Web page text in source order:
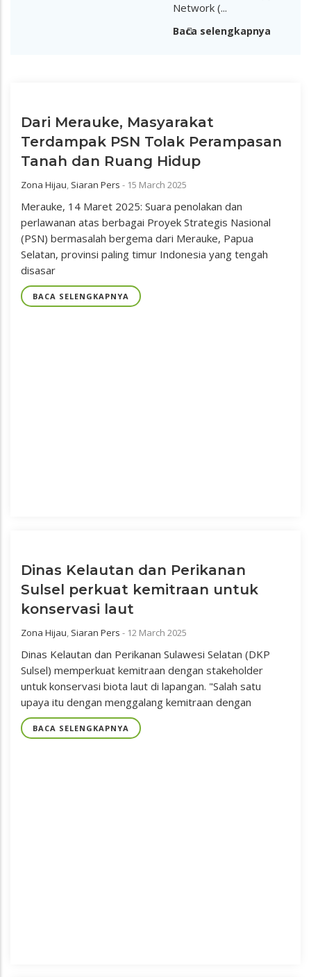
Network (...
Baca selengkapnya
Dari Merauke, Masyarakat
Terdampak PSN Tolak Perampasan
Tanah dan Ruang Hidup
Zona Hijau, Siaran Pers - 15 March 2025
Merauke, 14 Maret 2025: Suara penolakan dan
perlawanan atas berbagai Proyek Strategis Nasional
(PSN) bermasalah bergema dari Merauke, Papua
Selatan, provinsi paling timur Indonesia yang tengah
disasar
BACA SELENGKAPNYA
Dinas Kelautan dan Perikanan
Sulsel perkuat kemitraan untuk
konservasi laut
Zona Hijau, Siaran Pers - 12 March 2025
Dinas Kelautan dan Perikanan Sulawesi Selatan (DKP
Sulsel) memperkuat kemitraan dengan stakeholder
untuk konservasi biota laut di lapangan. "Salah satu
upaya itu dengan menggalang kemitraan dengan
BACA SELENGKAPNYA